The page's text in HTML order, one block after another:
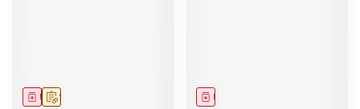
Sur prescription
Médicament Médicament